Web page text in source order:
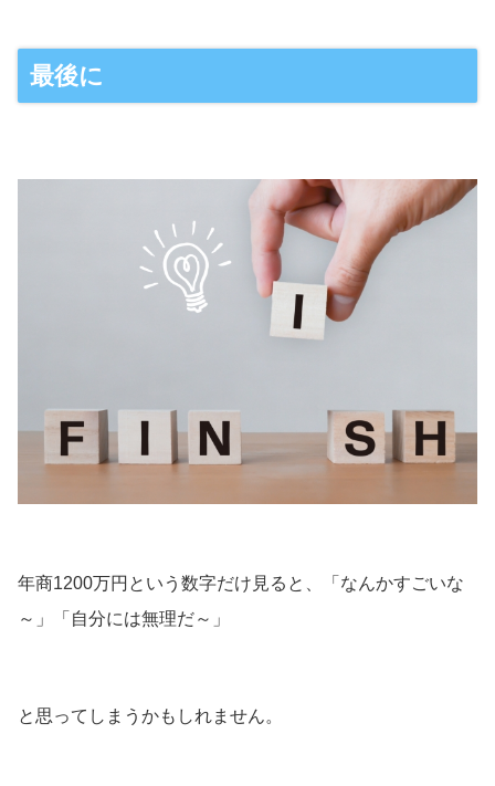
最後に
年商1200万円という数字だけ見ると、「なんかすごいな
～」「自分には無理だ～」
と思ってしまうかもしれません。